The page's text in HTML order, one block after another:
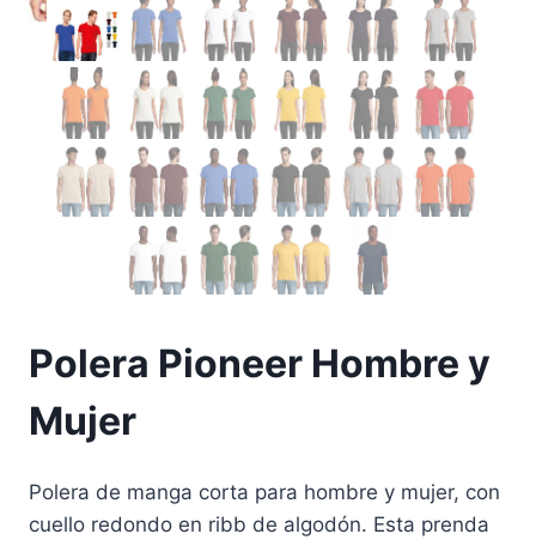
Polera Pioneer Hombre y
Mujer
Polera de manga corta para hombre y mujer, con
cuello redondo en ribb de algodón. Esta prenda